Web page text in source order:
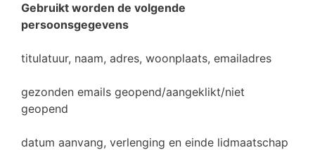
Gebruikt worden de volgende
persoonsgegevens
titulatuur, naam, adres, woonplaats, emailadres
gezonden emails geopend/aangeklikt/niet
geopend
datum aanvang, verlenging en einde lidmaatschap